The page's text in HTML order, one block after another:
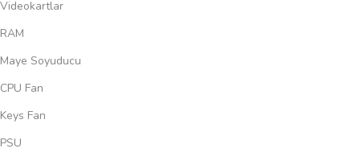
Videokartlar
RAM
Maye Soyuducu
CPU Fan
Keys Fan
PSU